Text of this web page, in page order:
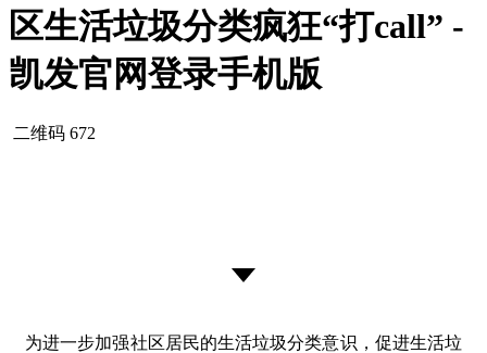
区生活垃圾分类疯狂“打call” -
凯发官网登录手机版
二维码 672
为进一步加强社区居民的生活垃圾分类意识，促进生活垃